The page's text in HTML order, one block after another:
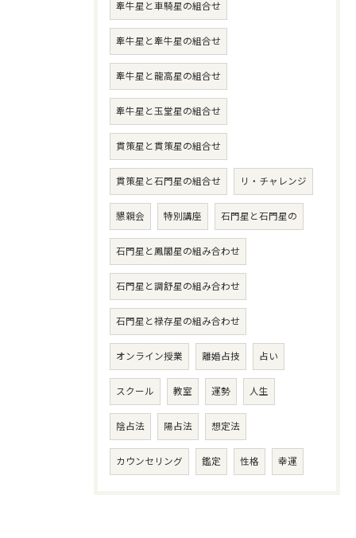
牽牛星と車騎星の組合せ
牽牛星と牽牛星の組合せ
牽牛星と龍高星の組合せ
牽牛星と玉堂星の組合せ
貫策星と貫策星の組合せ
貫策星と石門星の組合せ リ・チャレンジ
懇親会 特別講座 石門星と石門星の
石門星と鳳閣星の組み合わせ
石門星と調舒星の組み合わせ
石門星と禄存星の組み合わせ
オンライン授業 離婚占技 占い
スクール 教室 運勢 人生
陰占法 陽占法 想定法
カウンセリング 鑑定 性格 幸運